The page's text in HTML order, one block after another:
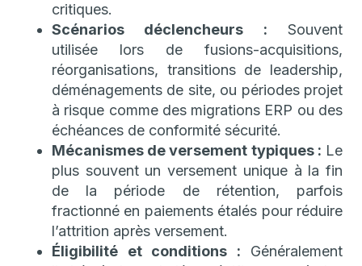
critiques.
Scénarios déclencheurs : Souvent
utilisée lors de fusions-acquisitions,
réorganisations, transitions de leadership,
déménagements de site, ou périodes projet
à risque comme des migrations ERP ou des
échéances de conformité sécurité.
Mécanismes de versement typiques : Le
plus souvent un versement unique à la fin
de la période de rétention, parfois
fractionné en paiements étalés pour réduire
l’attrition après versement.
Éligibilité et conditions : Généralement